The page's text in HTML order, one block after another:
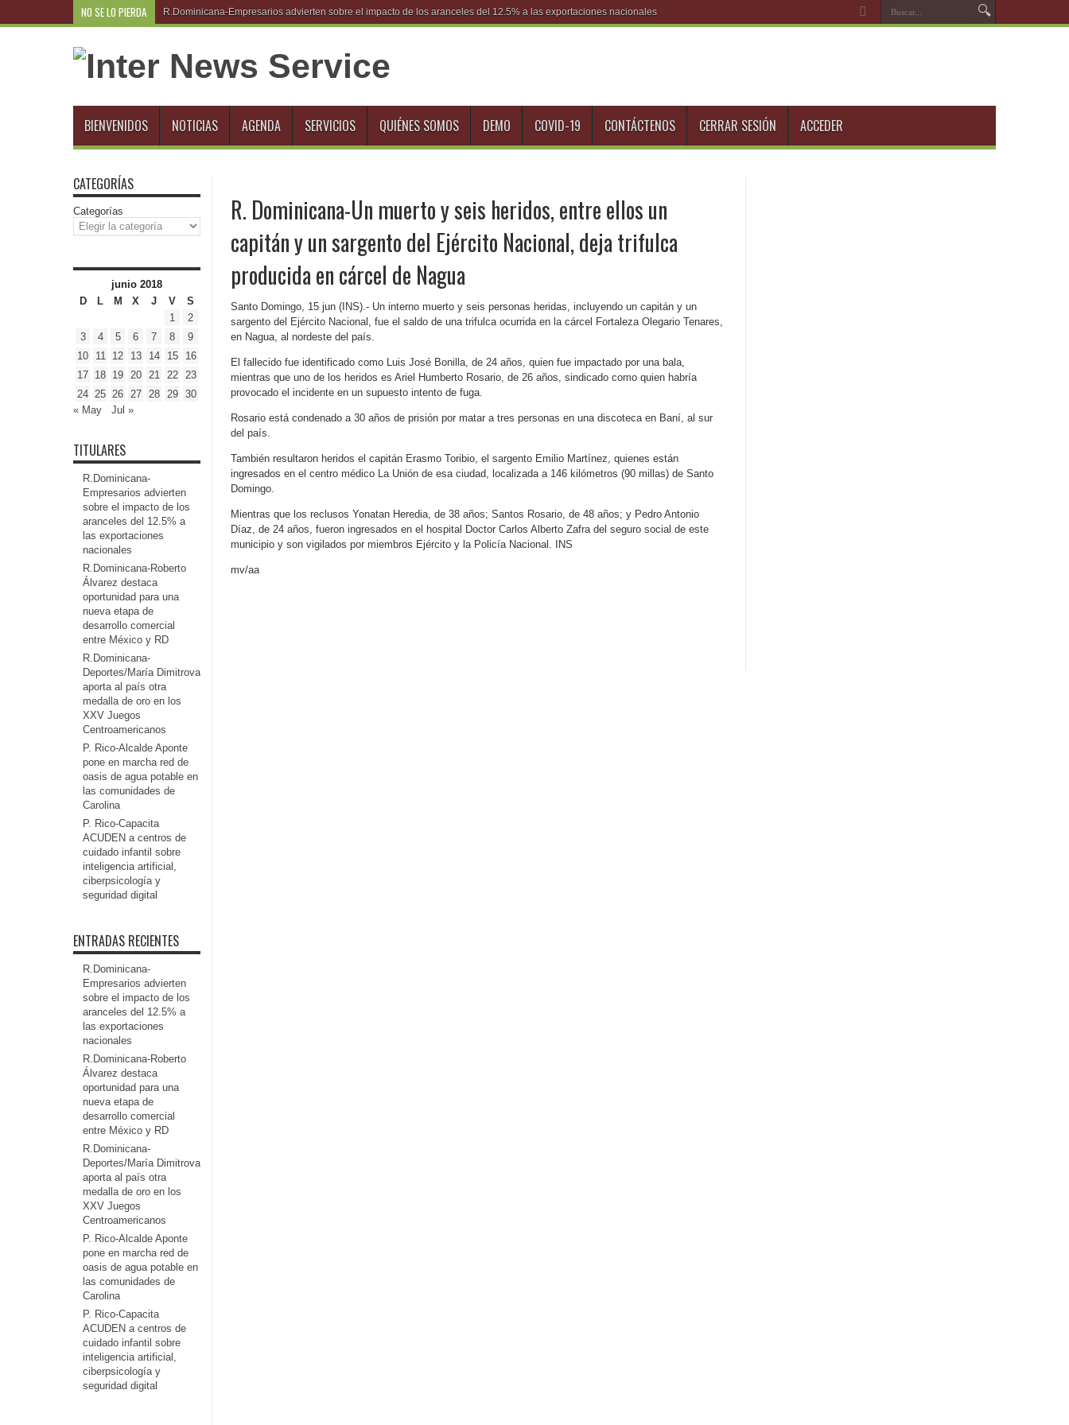
NO SE LO PIERDA R.Dominicana-Empresarios advierten sobre el impacto de los aranceles del 12.5% a las exportaciones nacionales
BIENVENIDOS NOTICIAS AGENDA SERVICIOS QUIÉNES SOMOS DEMO COVID-19 CONTÁCTENOS CERRAR SESIÓN ACCEDER
R. Dominicana-Un muerto y seis heridos, entre ellos un
capitán y un sargento del Ejército Nacional, deja trifulca
producida en cárcel de Nagua
Santo Domingo, 15 jun (INS).- Un interno muerto y seis personas heridas, incluyendo un capitán y un
sargento del Ejército Nacional, fue el saldo de una trifulca ocurrida en la cárcel Fortaleza Olegario Tenares,
en Nagua, al nordeste del país.
El fallecido fue identificado como Luis José Bonilla, de 24 años, quien fue impactado por una bala,
mientras que uno de los heridos es Ariel Humberto Rosario, de 26 años, sindicado como quien habría
provocado el incidente en un supuesto intento de fuga.
Rosario está condenado a 30 años de prisión por matar a tres personas en una discoteca en Baní, al sur
del país.
También resultaron heridos el capitán Erasmo Toribio, el sargento Emilio Martínez, quienes están
ingresados en el centro médico La Unión de esa ciudad, localizada a 146 kilómetros (90 millas) de Santo
Domingo.
Mientras que los reclusos Yonatan Heredia, de 38 años; Santos Rosario, de 48 años; y Pedro Antonio
Díaz, de 24 años, fueron ingresados en el hospital Doctor Carlos Alberto Zafra del seguro social de este
municipio y son vigilados por miembros Ejército y la Policía Nacional. INS
mv/aa
CATEGORÍAS
Categorías
junio 2018
D
L M X J V
S
1
2
3
4 5 6 7 8
9
10
11 12 13 14 15
16
17 18 19 20 21 22
23
24 25 26 27 28 29
30
« May
Jul »
TITULARES
R.Dominicana-
Empresarios advierten
sobre el impacto de los
aranceles del 12.5% a
las exportaciones
nacionales
R.Dominicana-Roberto
Álvarez destaca
oportunidad para una
nueva etapa de
desarrollo comercial
entre México y RD
R.Dominicana-
Deportes/María Dimitrova
aporta al país otra
medalla de oro en los
XXV Juegos
Centroamericanos
P. Rico-Alcalde Aponte
pone en marcha red de
oasis de agua potable en
las comunidades de
Carolina
P. Rico-Capacita
ACUDEN a centros de
cuidado infantil sobre
inteligencia artificial,
ciberpsicología y
seguridad digital
ENTRADAS RECIENTES
R.Dominicana-
Empresarios advierten
sobre el impacto de los
aranceles del 12.5% a
las exportaciones
nacionales
R.Dominicana-Roberto
Álvarez destaca
oportunidad para una
nueva etapa de
desarrollo comercial
entre México y RD
R.Dominicana-
Deportes/María Dimitrova
aporta al país otra
medalla de oro en los
XXV Juegos
Centroamericanos
P. Rico-Alcalde Aponte
pone en marcha red de
oasis de agua potable en
las comunidades de
Carolina
P. Rico-Capacita
ACUDEN a centros de
cuidado infantil sobre
inteligencia artificial,
ciberpsicología y
seguridad digital